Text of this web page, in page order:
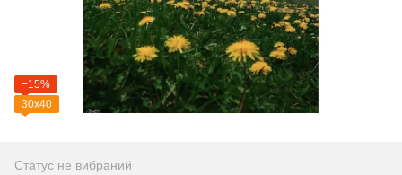
−15%
30х40
Статус не вибраний